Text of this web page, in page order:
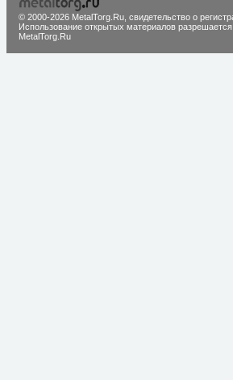
© 2000-2026 MetalTorg.Ru, cвидетельство о
Использование открытых материалов
MetalTorg.Ru